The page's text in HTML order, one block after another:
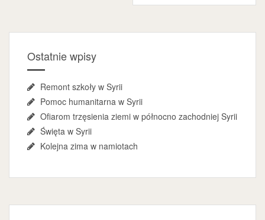
Ostatnie wpisy
Remont szkoły w Syrii
Pomoc humanitarna w Syrii
Ofiarom trzęsienia ziemi w północno zachodniej Syrii
Święta w Syrii
Kolejna zima w namiotach